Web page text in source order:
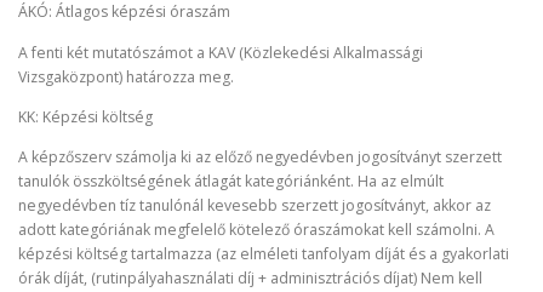
ÁKÓ: Átlagos képzési óraszám
A fenti két mutatószámot a KAV (Közlekedési Alkalmassági
Vizsgaközpont) határozza meg.
KK: Képzési költség
A képzőszerv számolja ki az előző negyedévben jogosítványt szerzett
tanulók összköltségének átlagát kategóriánként. Ha az elmúlt
negyedévben tíz tanulónál kevesebb szerzett jogosítványt, akkor az
adott kategóriának megfelelő kötelező óraszámokat kell számolni. A
képzési költség tartalmazza (az elméleti tanfolyam díját és a gyakorlati
órák díját, (rutinpályahasználati díj + adminisztrációs díjat) Nem kell